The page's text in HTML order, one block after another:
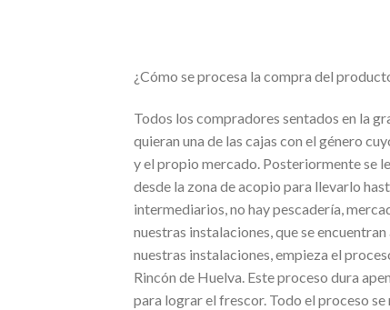
¿Cómo se procesa la compra del
Todos los compradores sentados en la
quieran una de las cajas con el género
y el propio mercado. Posteriormente se
desde la zona de acopio para llevarlo
intermediarios, no hay pescadería,
nuestras instalaciones, que se
nuestras instalaciones, empieza el
Rincón de Huelva. Este proceso dura
para lograr el frescor. Todo el proceso